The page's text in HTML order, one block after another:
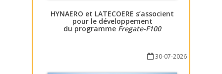
HYNAERO et LATECOERE s’associent
pour le développement
du programme Fregate-F100
30-07-2026